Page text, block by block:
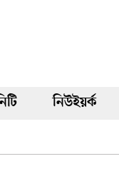
নিউইয়র্ক